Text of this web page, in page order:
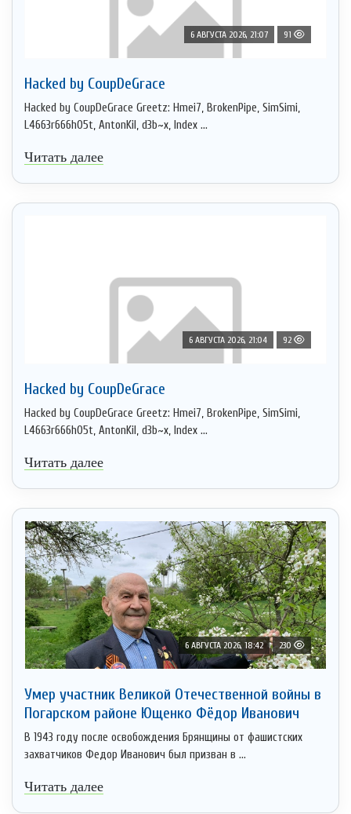
6 АВГУСТА 2026, 21:07 91
Hacked by CoupDeGrace
Hacked by CoupDeGrace Greetz: Hmei7, BrokenPipe, SimSimi,
L4663r666h05t, AntonKil, d3b~x, Index ...
Читать далее
6 АВГУСТА 2026, 21:04 92
Hacked by CoupDeGrace
Hacked by CoupDeGrace Greetz: Hmei7, BrokenPipe, SimSimi,
L4663r666h05t, AntonKil, d3b~x, Index ...
Читать далее
6 АВГУСТА 2026, 18:42 230
Умер участник Великой Отечественной войны в
Погарском районе Ющенко Фёдор Иванович
В 1943 году после освобождения Брянщины от фашистских
захватчиков Федор Иванович был призван в ...
Читать далее